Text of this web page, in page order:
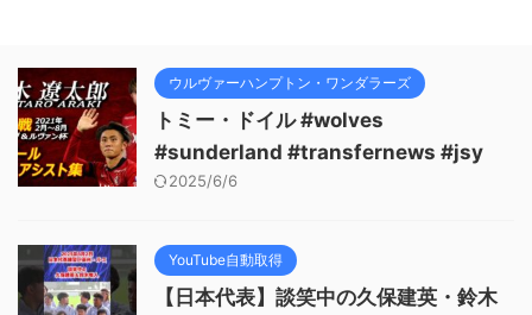
ウルヴァーハンプトン・ワンダラーズ
トミー・ドイル #wolves
#sunderland #transfernews #jsy
2025/6/6
YouTube自動取得
【日本代表】談笑中の久保建英・鈴木